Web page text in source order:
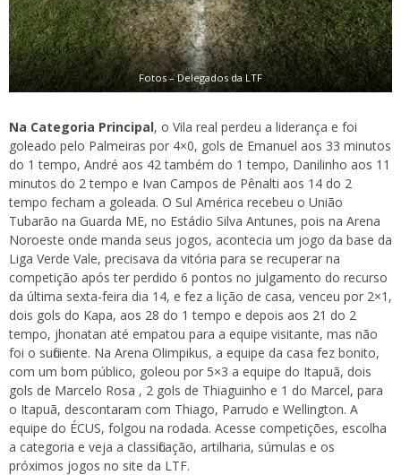
Fotos – Delegados da LTF
Na Categoria Principal, o Vila real perdeu a liderança e foi
goleado pelo Palmeiras por 4×0, gols de Emanuel aos 33 minutos
do 1 tempo, André aos 42 também do 1 tempo, Danilinho aos 11
minutos do 2 tempo e Ivan Campos de Pênalti aos 14 do 2
tempo fecham a goleada. O Sul América recebeu o União
Tubarão na Guarda ME, no Estádio Silva Antunes, pois na Arena
Noroeste onde manda seus jogos, acontecia um jogo da base da
Liga Verde Vale, precisava da vitória para se recuperar na
competição após ter perdido 6 pontos no julgamento do recurso
da última sexta-feira dia 14, e fez a lição de casa, venceu por 2×1,
dois gols do Kapa, aos 28 do 1 tempo e depois aos 21 do 2
tempo, jhonatan até empatou para a equipe visitante, mas não
foi o suficiente. Na Arena Olimpikus, a equipe da casa fez bonito,
com um bom público, goleou por 5×3 a equipe do Itapuã, dois
gols de Marcelo Rosa , 2 gols de Thiaguinho e 1 do Marcel, para
o Itapuã, descontaram com Thiago, Parrudo e Wellington. A
equipe do ÉCUS, folgou na rodada. Acesse competições, escolha
a categoria e veja a classificação, artilharia, súmulas e os
próximos jogos no site da LTF.